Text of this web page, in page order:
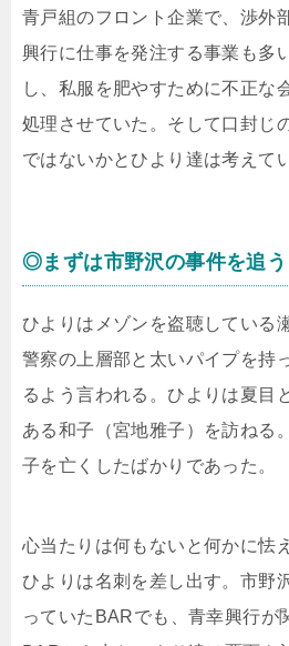
青戸組のフロント企業で、渉外
興行に仕事を発注する事業も多
し、私服を肥やすために不正な
処理させていた。そして口封じ
ではないかとひより達は考えて
◎まずは市野沢の事件を追う
ひよりはメゾンを盗聴している
警察の上層部と太いパイプを持
るよう言われる。ひよりは夏目
ある和子（宮地雅子）を訪ねる
子を亡くしたばかりであった。
心当たりは何もないと何かに怯
ひよりは名刺を差し出す。市野
っていたBARでも、青幸興行が